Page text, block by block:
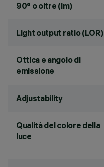
90° o oltre (lm)
Light output ratio (LOR)
Ottica e angolo di
emissione
Adjustability
Qualità del colore della
luce